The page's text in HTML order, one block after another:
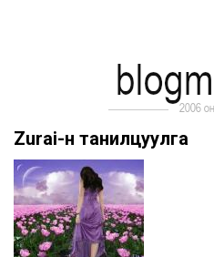
Zurai-н танилцуулга